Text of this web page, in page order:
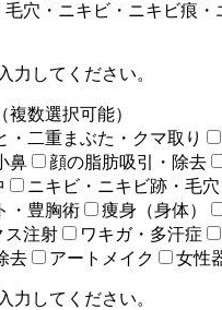
毛穴・ニキビ・ニキビ痕
力してください。
（複数選択可能）
・二重まぶた・クマ取り
鼻 顔の脂肪吸引・除去
ニキビ・ニキビ跡・毛穴
・豊胸術 痩身（身体）
ス注射
ワキガ・多汗症
去
アートメイク 女性
力してください。